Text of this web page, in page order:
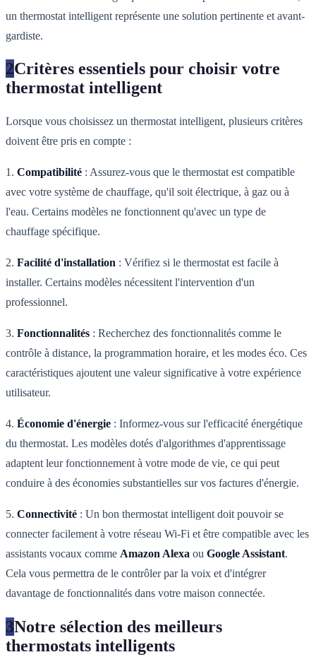
un thermostat intelligent représente une solution pertinente et avant-
gardiste.
2Critères essentiels pour choisir votre
thermostat intelligent
Lorsque vous choisissez un thermostat intelligent, plusieurs critères
doivent être pris en compte :
1. Compatibilité : Assurez-vous que le thermostat est compatible
avec votre système de chauffage, qu'il soit électrique, à gaz ou à
l'eau. Certains modèles ne fonctionnent qu'avec un type de
chauffage spécifique.
2. Facilité d'installation : Vérifiez si le thermostat est facile à
installer. Certains modèles nécessitent l'intervention d'un
professionnel.
3. Fonctionnalités : Recherchez des fonctionnalités comme le
contrôle à distance, la programmation horaire, et les modes éco. Ces
caractéristiques ajoutent une valeur significative à votre expérience
utilisateur.
4. Économie d'énergie : Informez-vous sur l'efficacité énergétique
du thermostat. Les modèles dotés d'algorithmes d'apprentissage
adaptent leur fonctionnement à votre mode de vie, ce qui peut
conduire à des économies substantielles sur vos factures d'énergie.
5. Connectivité : Un bon thermostat intelligent doit pouvoir se
connecter facilement à votre réseau Wi-Fi et être compatible avec les
assistants vocaux comme Amazon Alexa ou Google Assistant.
Cela vous permettra de le contrôler par la voix et d'intégrer
davantage de fonctionnalités dans votre maison connectée.
3Notre sélection des meilleurs
thermostats intelligents